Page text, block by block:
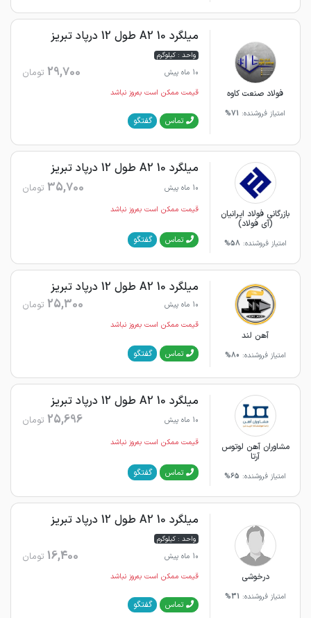
فولاد صنعت کاوه
امتیاز فروشنده: 71%
میلگرد 10 A2 طول 12 درپاد تبریز
واحد : کیلوگرم
10 ماه پیش
29,700 تومان
قیمت ممکن است به‌روز نباشد
تماس گفتگو
بازرگانی فولاد ایرانیان
(آی فولاد)
امتیاز فروشنده: 58%
میلگرد 10 A2 طول 12 درپاد تبریز
10 ماه پیش 35,700 تومان
قیمت ممکن است به‌روز نباشد
تماس گفتگو
آهن لند
امتیاز فروشنده: 80%
میلگرد 10 A2 طول 12 درپاد تبریز
10 ماه پیش 25,300 تومان
قیمت ممکن است به‌روز نباشد
تماس گفتگو
مشاوران آهن لوتوس
آرتا
امتیاز فروشنده: 65%
میلگرد 10 A2 طول 12 درپاد تبریز
10 ماه پیش 25,696 تومان
قیمت ممکن است به‌روز نباشد
تماس گفتگو
درخوشی
امتیاز فروشنده: 31%
میلگرد 10 A2 طول 12 درپاد تبریز
واحد : کیلوگرم
10 ماه پیش
16,400 تومان
قیمت ممکن است به‌روز نباشد
تماس گفتگو